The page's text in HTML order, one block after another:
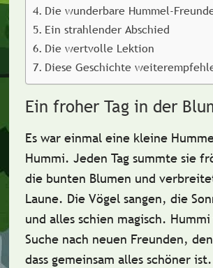
Die wunderbare Hummel-
Ein strahlender Abschied
Die wertvolle Lektion
Diese Geschichte
Ein froher Tag in der
Es war einmal eine kleine
Hummi. Jeden Tag summte sie
die bunten Blumen und
Laune. Die Vögel sangen, die
und alles schien magisch.
Suche nach neuen Freunden,
dass gemeinsam alles schöner ist.